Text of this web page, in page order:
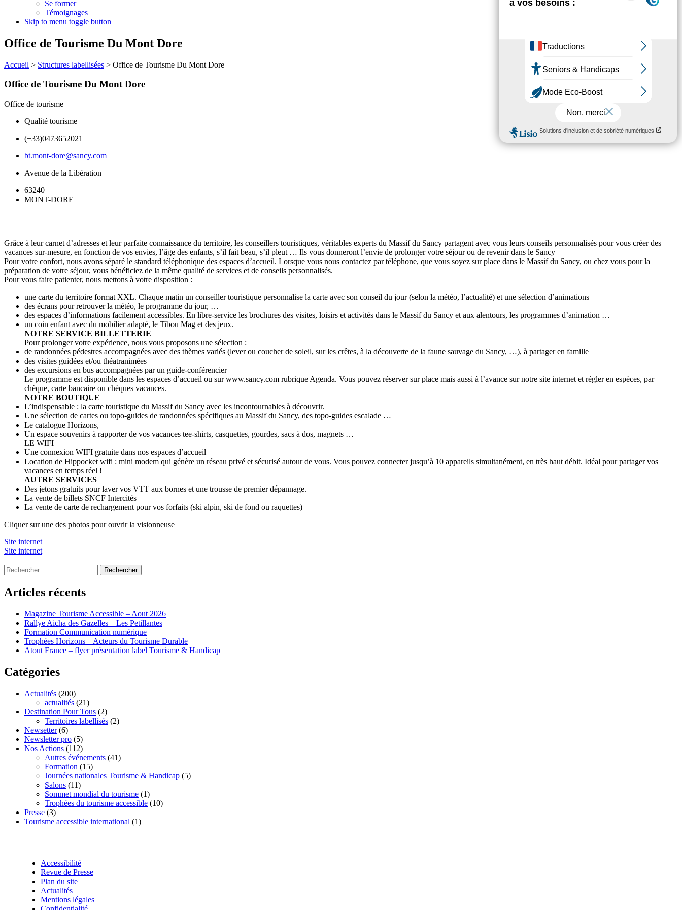
Se former
Témoignages
Skip to menu toggle button
Office de Tourisme Du Mont Dore
Accueil > Structures labellisées > Office de Tourisme Du Mont Dore
Office de Tourisme Du Mont Dore
Office de tourisme
Qualité tourisme
(+33)0473652021
bt.mont-dore@sancy.com
Avenue de la Libération
63240
MONT-DORE
Grâce à leur carnet d’adresses et leur parfaite connaissance du territoire, les conseillers touristiques, véritables experts du Massif du Sancy partagent avec vous leurs conseils personnalisés pour vous créer des
vacances sur-mesure, en fonction de vos envies, l’âge des enfants, s’il fait beau, s’il pleut … Ils vous donneront l’envie de prolonger votre séjour ou de revenir dans le Sancy
Pour votre confort, nous avons séparé le standard téléphonique des espaces d’accueil. Lorsque vous nous contactez par téléphone, que vous soyez sur place dans le Massif du Sancy, ou chez vous pour la
préparation de votre séjour, vous bénéficiez de la même qualité de services et de conseils personnalisés.
Pour vous faire patienter, nous mettons à votre disposition :
une carte du territoire format XXL. Chaque matin un conseiller touristique personnalise la carte avec son conseil du jour (selon la météo, l’actualité) et une sélection d’animations
des écrans pour retrouver la météo, le programme du jour, …
des espaces d’informations facilement accessibles. En libre-service les brochures des visites, loisirs et activités dans le Massif du Sancy et aux alentours, les programmes d’animation …
un coin enfant avec du mobilier adapté, le Tibou Mag et des jeux.
NOTRE SERVICE BILLETTERIE
Pour prolonger votre expérience, nous vous proposons une sélection :
de randonnées pédestres accompagnées avec des thèmes variés (lever ou coucher de soleil, sur les crêtes, à la découverte de la faune sauvage du Sancy, …), à partager en famille
des visites guidées et/ou théatranimées
des excursions en bus accompagnées par un guide-conférencier
Le programme est disponible dans les espaces d’accueil ou sur www.sancy.com rubrique Agenda. Vous pouvez réserver sur place mais aussi à l’avance sur notre site internet et régler en espèces, par
chèque, carte bancaire ou chèques vacances.
NOTRE BOUTIQUE
L’indispensable : la carte touristique du Massif du Sancy avec les incontournables à découvrir.
Une sélection de cartes ou topo-guides de randonnées spécifiques au Massif du Sancy, des topo-guides escalade …
Le catalogue Horizons,
Un espace souvenirs à rapporter de vos vacances tee-shirts, casquettes, gourdes, sacs à dos, magnets …
LE WIFI
Une connexion WIFI gratuite dans nos espaces d’accueil
Location de Hippocket wifi : mini modem qui génère un réseau privé et sécurisé autour de vous. Vous pouvez connecter jusqu’à 10 appareils simultanément, en très haut débit. Idéal pour partager vos
vacances en temps réel !
AUTRE SERVICES
Des jetons gratuits pour laver vos VTT aux bornes et une trousse de premier dépannage.
La vente de billets SNCF Intercités
La vente de carte de rechargement pour vos forfaits (ski alpin, ski de fond ou raquettes)
Cliquer sur une des photos pour ouvrir la visionneuse
Site internet
Site internet
Rechercher :
Articles récents
Magazine Tourisme Accessible – Aout 2026
Rallye Aicha des Gazelles – Les Petillantes
Formation Communication numérique
Trophées Horizons – Acteurs du Tourisme Durable
Atout France – flyer présentation label Tourisme & Handicap
Catégories
Actualités (200)
actualités (21)
Destination Pour Tous (2)
Territoires labellisés (2)
Newsetter(6)
Newsletter pro (5)
Nos Actions (112)
Autres événements (41)
Formation (15)
Journées nationales Tourisme & Handicap (5)
Salons (11)
Sommet mondial du tourisme (1)
Trophées du tourisme accessible (10)
Presse (3)
Tourisme accessible international (1)
Accessibilité
Revue de Presse
Plan du site
Actualités
Mentions légales